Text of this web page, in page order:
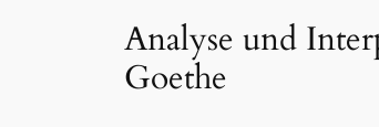
Analyse und
Goethe